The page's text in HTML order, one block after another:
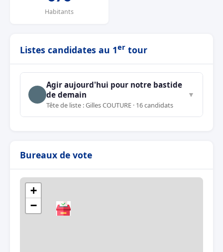
Habitants
Listes candidates au 1er tour
Agir aujourd'hui pour notre bastide
de demain
Tête de liste : Gilles COUTURE · 16 candidats
▼
Bureaux de vote
+
−